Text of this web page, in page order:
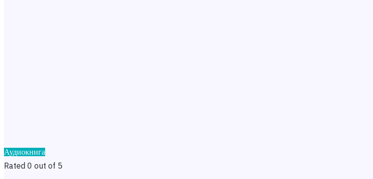
Аудиокнига
Rated 0 out of 5